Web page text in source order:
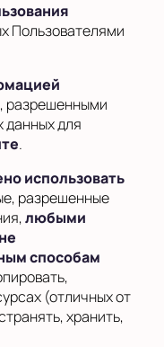
Пользователями
разрешенными
данных для
.
использовать
разрешенные
любыми
способам
(отличных от
хранить,